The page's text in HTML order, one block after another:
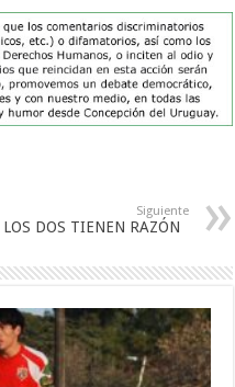
Siguiente
LOS DOS TIENEN RAZÓN